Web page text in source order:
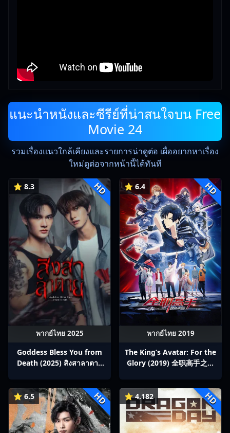
แนะนำหนังและซีรีย์ที่น่าสนใจบน Free
Movie 24
รวมเรื่องแนวใกล้เคียงและรายการน่าดูต่อ เผื่ออยากหาเรื่อง
ใหม่ดูต่อจากหน้านี้ได้ทันที
⭐ 8.3 HD
พากย์ไทย 2025
Goddess Bless You from
Death (2025) สิงสาลาตาย
⭐ 6.4 HD
พากย์ไทย 2019
The King’s Avatar: For the
Glory (2019) 全职高手之巅
⭐ 6.5 HD ⭐ 4.182 HD